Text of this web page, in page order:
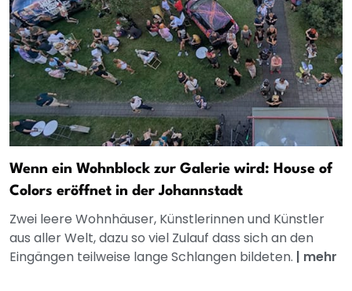
Wenn ein Wohnblock zur Galerie wird: House of
Colors eröffnet in der Johannstadt
Zwei leere Wohnhäuser, Künstlerinnen und Künstler
aus aller Welt, dazu so viel Zulauf dass sich an den
Eingängen teilweise lange Schlangen bildeten. | mehr